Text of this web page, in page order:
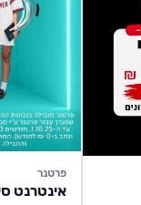
פרטנר
אינטרנט